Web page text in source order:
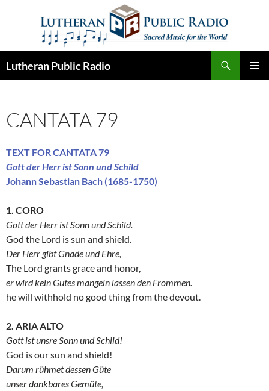
Lutheran Public Radio
CANTATA 79
TEXT FOR CANTATA 79
Gott der Herr ist Sonn und Schild
Johann Sebastian Bach (1685-1750)
1. CORO
Gott der Herr ist Sonn und Schild.
God the Lord is sun and shield.
Der Herr gibt Gnade und Ehre,
The Lord grants grace and honor,
er wird kein Gutes mangeln lassen den Frommen.
he will withhold no good thing from the devout.
2. ARIA ALTO
Gott ist unsre Sonn und Schild!
God is our sun and shield!
Darum rühmet dessen Güte
unser dankbares Gemüte,